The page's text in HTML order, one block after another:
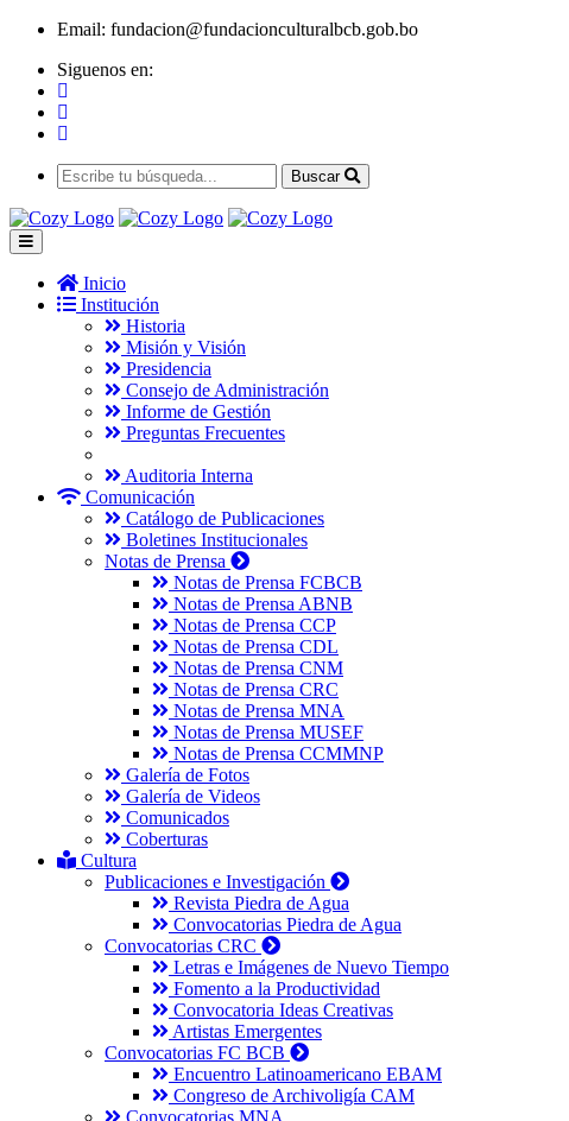
Email: fundacion@fundacionculturalbcb.gob.bo
Siguenos en:
Buscar
Inicio
Institución
Historia
Misión y Visión
Presidencia
Consejo de Administración
Informe de Gestión
Preguntas Frecuentes
Auditoria Interna
Comunicación
Catálogo de Publicaciones
Boletines Institucionales
Notas de Prensa
Notas de Prensa FCBCB
Notas de Prensa ABNB
Notas de Prensa CCP
Notas de Prensa CDL
Notas de Prensa CNM
Notas de Prensa CRC
Notas de Prensa MNA
Notas de Prensa MUSEF
Notas de Prensa CCMMNP
Galería de Fotos
Galería de Videos
Comunicados
Coberturas
Cultura
Publicaciones e Investigación
Revista Piedra de Agua
Convocatorias Piedra de Agua
Convocatorias CRC
Letras e Imágenes de Nuevo Tiempo
Fomento a la Productividad
Convocatoria Ideas Creativas
Artistas Emergentes
Convocatorias FC BCB
Encuentro Latinoamericano EBAM
Congreso de Archivoligía CAM
Convocatorias MNA